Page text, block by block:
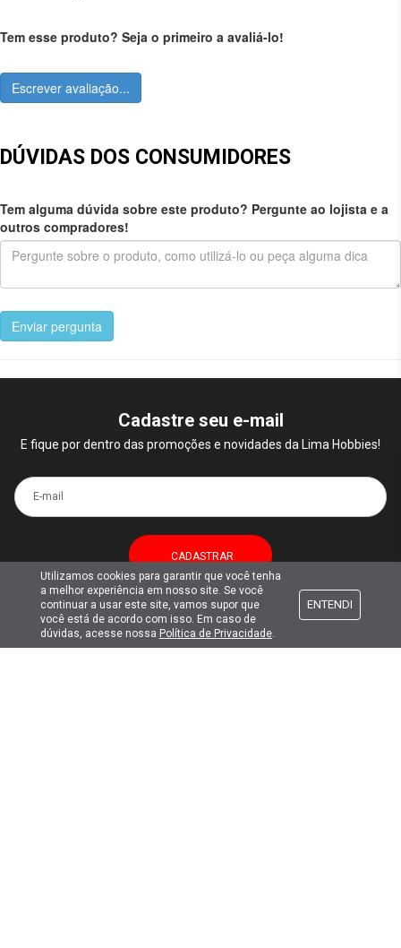
Tem esse produto? Seja o primeiro a avaliá-lo!
Escrever avaliação...
DÚVIDAS DOS CONSUMIDORES
Tem alguma dúvida sobre este produto? Pergunte ao lojista e a
outros compradores!
Enviar pergunta
Cadastre seu e-mail
E fique por dentro das promoções e novidades da Lima Hobbies!
E-mail
Atendimento
Utilizamos cookies para garantir que você tenha
a melhor experiência em nosso site. Se você
continuar a usar este site, vamos supor que
você está de acordo com isso. Em caso de
dúvidas, acesse nossa Política de Privacidade.
ENTENDI